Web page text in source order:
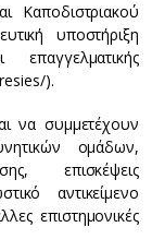
Καποδιστριακού
υποστήριξη
).
να συμμετέχουν
ομάδων,
επισκέψεις
αντικείμενο
επιστημονικές